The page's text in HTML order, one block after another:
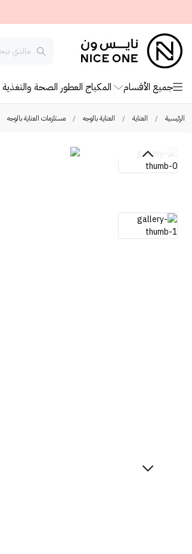
جميع الأقسام المكياج العطور الصحة والتغذية
الرئيسية / العناية / العناية بالوجه / مستلزمات العناية بالوجه